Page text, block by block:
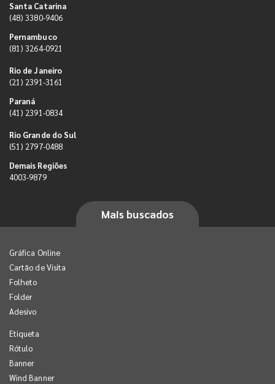
Santa Catarina
(48) 3380-9406
Pernambuco
(81) 3264-0921
Rio de Janeiro
(21) 2391-3161
Paraná
(41) 2391-0834
Rio Grande do Sul
(51) 2797-0488
Demais Regiões
4003-9879
Mais buscados
Gráfica Online
Cartão de Visita
Folheto
Folder
Adesivo
Etiqueta
Rótulo
Banner
Wind Banner